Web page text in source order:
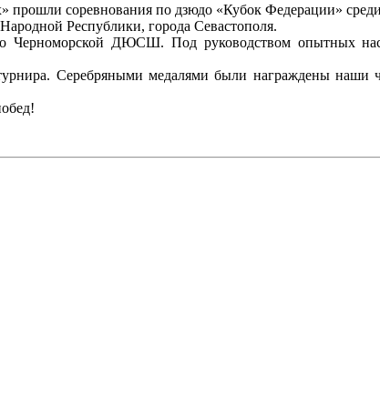
соревнования по дзюдо «Кубок Федерации»
Республики, города Севастополя.
Черноморской ДЮСШ. Под руководством опытных
Серебряными медалями были награждены